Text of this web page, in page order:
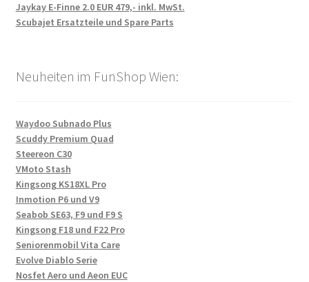
Jaykay E-Finne 2.0 EUR 479,- inkl. MwSt.
Scubajet Ersatzteile und Spare Parts
Neuheiten im FunShop Wien:
Waydoo Subnado Plus
Scuddy Premium Quad
Steereon C30
VMoto Stash
Kingsong KS18XL Pro
Inmotion P6 und V9
Seabob SE63, F9 und F9 S
Kingsong F18 und F22 Pro
Seniorenmobil Vita Care
Evolve Diablo Serie
Nosfet Aero und Aeon EUC